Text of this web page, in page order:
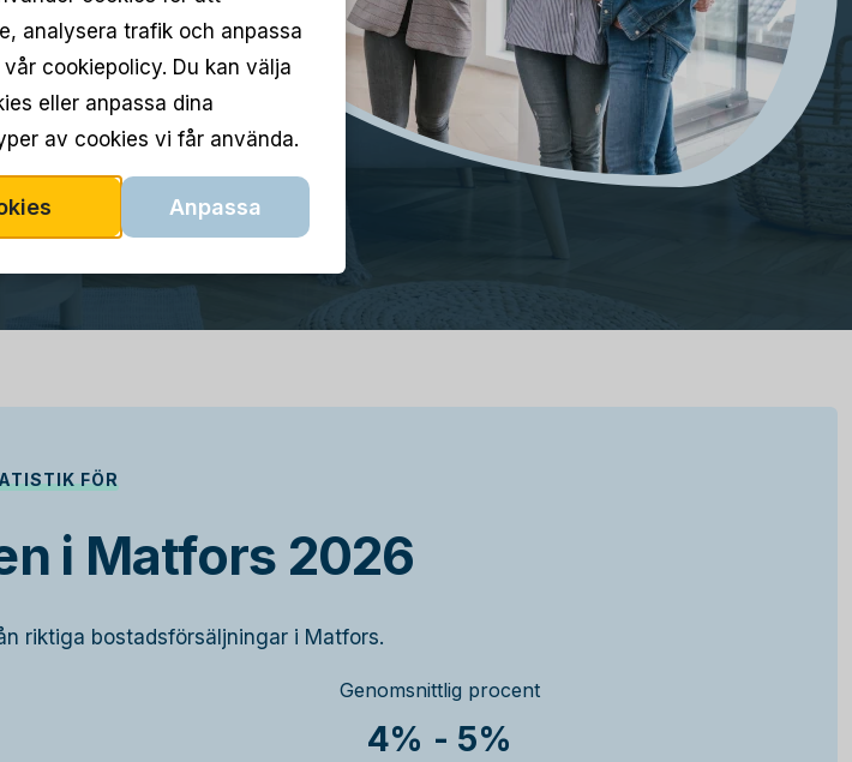
FÖR
i Matfors 2026
riktiga bostadsförsäljningar i Matfors.
Genomsnittlig procent
4% - 5%
analysera trafik och anpassa
cookiepolicy. Du kan välja
eller anpassa dina
av cookies vi får använda.
Anpassa